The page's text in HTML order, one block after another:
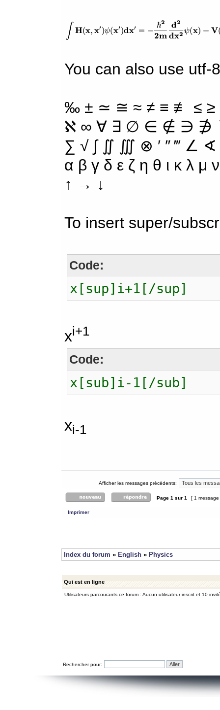
You can also use utf-
‰ ± ≃ ≅ ≈ ≠ ≡ ≢ ≤
ℵ ∞ ∀ ∃ ∅ ∈ ∉ ∋ ∌
∑ √ ∫ ∬ ∭ ⊗ ′ ″ ‴ ∠
α β γ δ ε ζ η θ ι κ λ
↑ → ↓
To insert super/
Code:
x[sup]i+1[/sup]
xi+1
Code:
x[sub]i-1[/sub]
xi-1
Afficher les messages précédents:
Page 1 sur 1 [ 1
Imprimer
Index du forum » English » Physics
Qui est en ligne
Utilisateurs parcourants ce forum : Aucun utilisateur inscrit et 10
Rechercher pour: